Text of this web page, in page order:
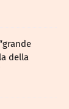
della